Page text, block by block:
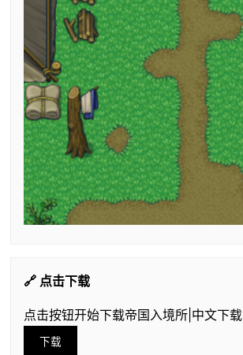
🔗 点击下载
点击按钮开始下载帝国入境所|中文下载
下载